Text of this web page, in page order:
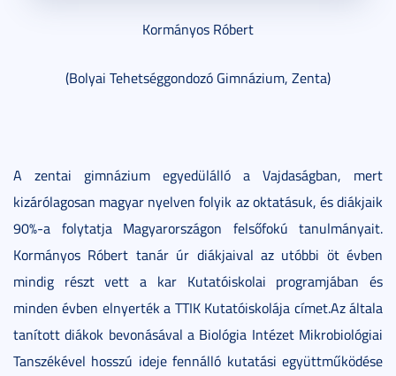
Kormányos Róbert
(Bolyai Tehetséggondozó Gimnázium, Zenta)
A zentai gimnázium egyedülálló a Vajdaságban, mert
kizárólagosan magyar nyelven folyik az oktatásuk, és diákjaik
90%-a folytatja Magyarországon felsőfokú tanulmányait.
Kormányos Róbert tanár úr diákjaival az utóbbi öt évben
mindig részt vett a kar Kutatóiskolai programjában és
minden évben elnyerték a TTIK Kutatóiskolája címet.Az általa
tanított diákok bevonásával a Biológia Intézet Mikrobiológiai
Tanszékével hosszú ideje fennálló kutatási együttműködése